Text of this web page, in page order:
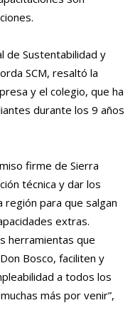
de Sustentabilidad y
SCM, resaltó la
y el colegio, que ha
durante los 9 años
firme de Sierra
técnica y dar los
para que salgan
extras.
herramientas que
Bosco, faciliten y
a todos los
más por venir”,